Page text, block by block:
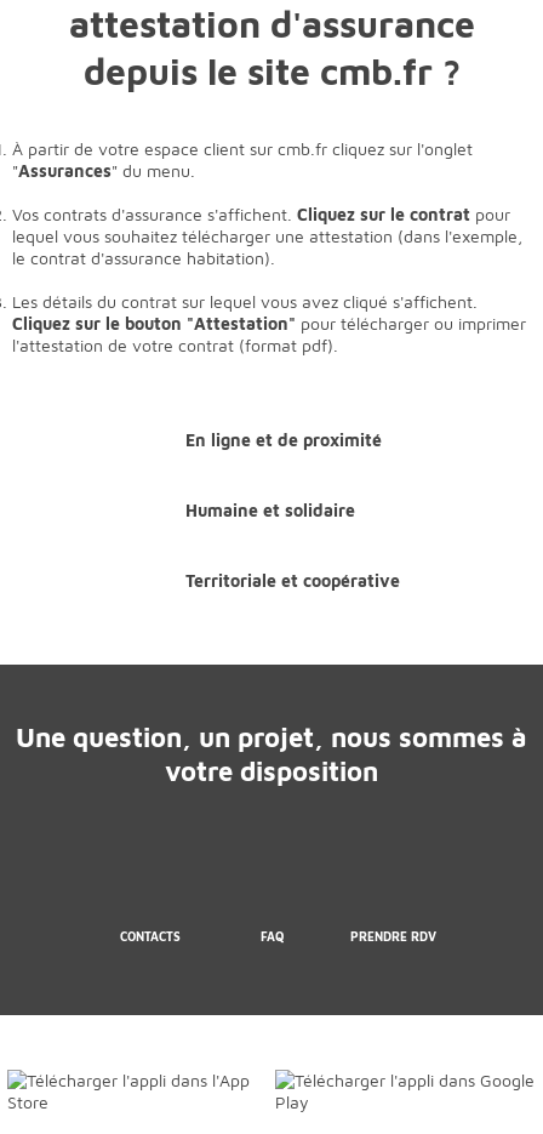
attestation d'assurance
depuis le site cmb.fr ?
À partir de votre espace client sur cmb.fr cliquez sur l'onglet
"Assurances" du menu.
Vos contrats d'assurance s'affichent. Cliquez sur le contrat pour
lequel vous souhaitez télécharger une attestation (dans l'exemple,
le contrat d'assurance habitation).
Les détails du contrat sur lequel vous avez cliqué s'affichent.
Cliquez sur le bouton "Attestation" pour télécharger ou imprimer
l'attestation de votre contrat (format pdf).
En ligne et de proximité
Humaine et solidaire
Territoriale et coopérative
Une question, un projet, nous sommes à
votre disposition
CONTACTS FAQ PRENDRE RDV